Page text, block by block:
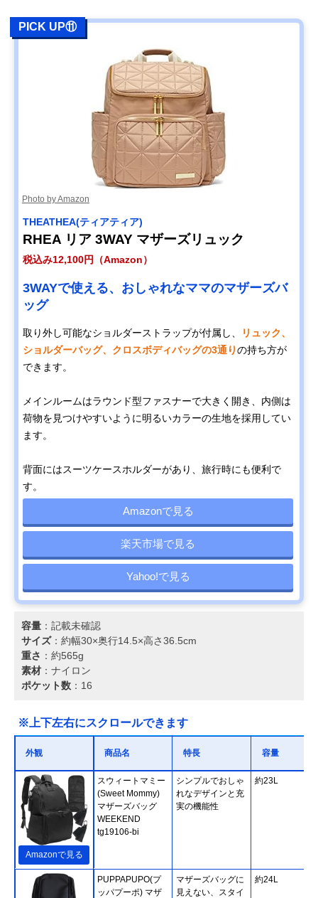
PICK UP⑪
Photo by Amazon
THEATHEA(ティアティア)
RHEA リア 3WAY マザーズリュック
税込み12,100円（Amazon）
3WAYで使える、おしゃれなママのマザーズバ
ッグ
取り外し可能なショルダーストラップが付属し、
リュック、
ショルダーバッグ、クロスボディバッグの3通りの持ち方が
できます。
メインルームはラウンド型ファスナーで大きく開き、内側は
荷物を見つけやすいように明るいカラーの生地を採用してい
ます。
背面にはスーツケースホルダーがあり、旅行時にも便利で
す。
Amazonで見る
楽天市場で見る
Yahoo!で見る
容量 ：記載未確認
サイズ：約幅30×奥行14.5×高さ36.5cm
重さ ：約565g
素材 ：ナイロン
ポケット数 ：16
※上下左右にスクロールできます
外観 商品名 特長 容量
Amazonで見る
スウィートマミー
(Sweet Mommy)
マザーズバッグ
WEEKEND
tg19106-bi
シンプルでおしゃ
れなデザインと充
実の機能性
約23L
PUPPAPUPO(プ
ッパプーポ) マザ
マザーズバッグに
見えない、スタイ
約24L